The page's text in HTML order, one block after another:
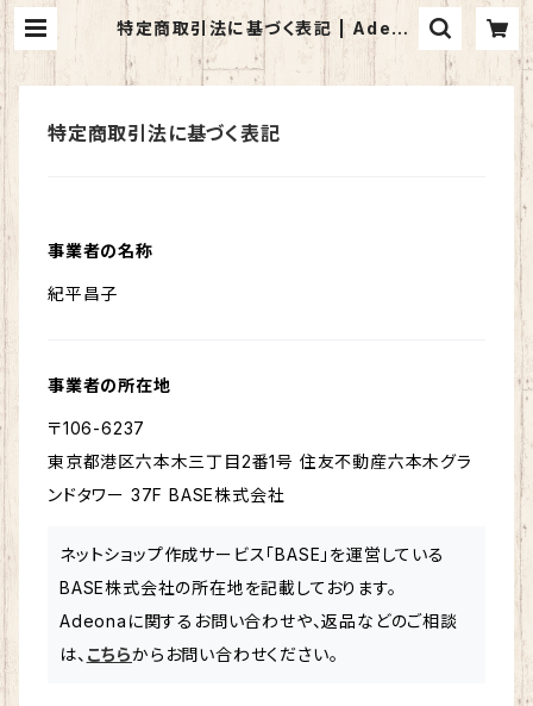
特定商取引法に基づく表記 | Adeon
特定商取引法に基づく表記
事業者の名称
紀平昌子
事業者の所在地
〒106-6237
東京都港区六本木三丁目2番1号 住友不動産六本木グラ
ンドタワー 37F BASE株式会社
ネットショップ作成サービス「BASE」を運営している
BASE株式会社の所在地を記載しております。
Adeonaに関するお問い合わせや、返品などのご相談
は、 こちらからお問い合わせください。